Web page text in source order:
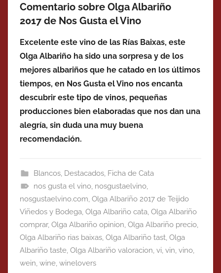
Comentario sobre Olga Albariño
2017 de Nos Gusta el Vino
Excelente este vino de las Rías Baixas, este
Olga Albariño ha sido una sorpresa y de los
mejores albariños que he catado en los últimos
tiempos, en Nos Gusta el Vino nos encanta
descubrir este tipo de vinos, pequeñas
producciones bien elaboradas que nos dan una
alegría, sin duda una muy buena
recomendación.
Blancos, Destacados, Ficha de Cata
nos gusta el vino, nosgustaelvino,
nosgustaelvino.com, Olga Albariño 2017 de Teijido
Viñedos y Bodega, Olga Albariño cata, Olga Albariño
comprar, Olga Albariño opinion, Olga Albariño precio,
Olga Albariño rias baixas, Olga Albariño tast, Olga
Albariño taste, Olga Albariño valoracion, vi, vin, vino,
wein, wine, winelovers